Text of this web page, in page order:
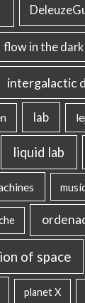
flow in the dark
intergalactic
lab
liquid lab
of space
planet X